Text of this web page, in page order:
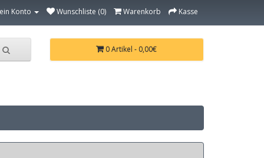
Konto Wunschliste (0) Warenkorb Kasse
0 Artikel - 0,00€